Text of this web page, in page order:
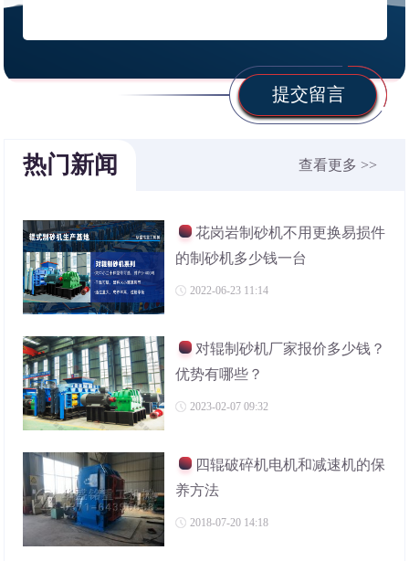
提交留言
热门新闻 查看更多 >>
花岗岩制砂机不用更换易损件
的制砂机多少钱一台
2022-06-23 11:14
对辊制砂机厂家报价多少钱？
优势有哪些？
2023-02-07 09:32
四辊破碎机电机和减速机的保
养方法
2018-07-20 14:18